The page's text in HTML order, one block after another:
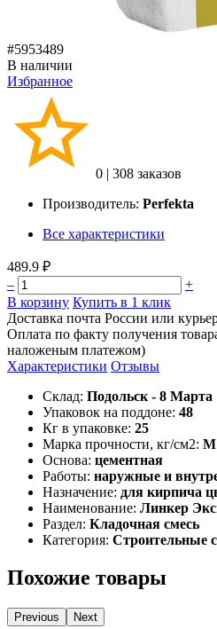
#5953489
В наличии
Избранное
0 | 308 заказов
Производитель: Perfekta
Все характеристики
489.9 ₽
–
+
В корзину Купить в 1 клик
Доставка почта России или
Оплата по факту получения
наложеным платежом)
Характеристики Отзывы
Склад: Подольск - 8 Марта
Упаковок на поддоне: 48
Кг в упаковке: 25
Марка прочности, кг/см2:
Основа: цементная
Работы: наружные и
Назначение: для кирпича
Наименование: Линкер
Раздел: Кладочная смесь
Категория: Строительные
Похожие товары
Previous Next